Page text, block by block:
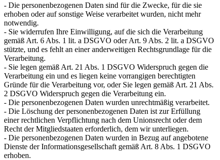
- Die personenbezogenen Daten sind für die Zwecke, für die sie
erhoben oder auf sonstige Weise verarbeitet wurden, nicht mehr
notwendig.
- Sie widerrufen Ihre Einwilligung, auf die sich die Verarbeitung
gemäß Art. 6 Abs. 1 lit. a DSGVO oder Art. 9 Abs. 2 lit. a DSGVO
stützte, und es fehlt an einer anderweitigen Rechtsgrundlage für die
Verarbeitung.
- Sie legen gemäß Art. 21 Abs. 1 DSGVO Widerspruch gegen die
Verarbeitung ein und es liegen keine vorrangigen berechtigten
Gründe für die Verarbeitung vor, oder Sie legen gemäß Art. 21 Abs.
2 DSGVO Widerspruch gegen die Verarbeitung ein.
- Die personenbezogenen Daten wurden unrechtmäßig verarbeitet.
- Die Löschung der personenbezogenen Daten ist zur Erfüllung
einer rechtlichen Verpflichtung nach dem Unionsrecht oder dem
Recht der Mitgliedstaaten erforderlich, dem wir unterliegen.
- Die personenbezogenen Daten wurden in Bezug auf angebotene
Dienste der Informationsgesellschaft gemäß Art. 8 Abs. 1 DSGVO
erhoben.